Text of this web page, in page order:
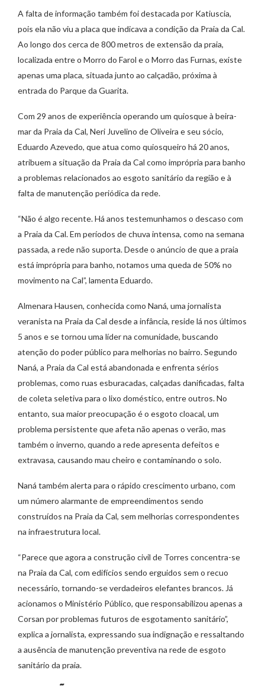
A falta de informação também foi destacada por Katiuscia,
pois ela não viu a placa que indicava a condição da Praia da Cal.
Ao longo dos cerca de 800 metros de extensão da praia,
localizada entre o Morro do Farol e o Morro das Furnas, existe
apenas uma placa, situada junto ao calçadão, próxima à
entrada do Parque da Guarita.
Com 29 anos de experiência operando um quiosque à beira-
mar da Praia da Cal, Neri Juvelino de Oliveira e seu sócio,
Eduardo Azevedo, que atua como quiosqueiro há 20 anos,
atribuem a situação da Praia da Cal como imprópria para banho
a problemas relacionados ao esgoto sanitário da região e à
falta de manutenção periódica da rede.
“Não é algo recente. Há anos testemunhamos o descaso com
a Praia da Cal. Em períodos de chuva intensa, como na semana
passada, a rede não suporta. Desde o anúncio de que a praia
está imprópria para banho, notamos uma queda de 50% no
movimento na Cal”, lamenta Eduardo.
Almenara Hausen, conhecida como Naná, uma jornalista
veranista na Praia da Cal desde a infância, reside lá nos últimos
5 anos e se tornou uma líder na comunidade, buscando
atenção do poder público para melhorias no bairro. Segundo
Naná, a Praia da Cal está abandonada e enfrenta sérios
problemas, como ruas esburacadas, calçadas danificadas, falta
de coleta seletiva para o lixo doméstico, entre outros. No
entanto, sua maior preocupação é o esgoto cloacal, um
problema persistente que afeta não apenas o verão, mas
também o inverno, quando a rede apresenta defeitos e
extravasa, causando mau cheiro e contaminando o solo.
Naná também alerta para o rápido crescimento urbano, com
um número alarmante de empreendimentos sendo
construídos na Praia da Cal, sem melhorias correspondentes
na infraestrutura local.
“Parece que agora a construção civil de Torres concentra-se
na Praia da Cal, com edifícios sendo erguidos sem o recuo
necessário, tornando-se verdadeiros elefantes brancos. Já
acionamos o Ministério Público, que responsabilizou apenas a
Corsan por problemas futuros de esgotamento sanitário”,
explica a jornalista, expressando sua indignação e ressaltando
a ausência de manutenção preventiva na rede de esgoto
sanitário da praia.